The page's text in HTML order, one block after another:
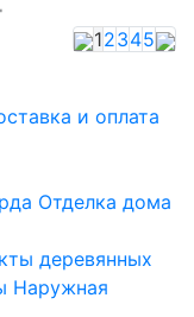
12345
и оплата
Отделка дома
деревянных
Наружная